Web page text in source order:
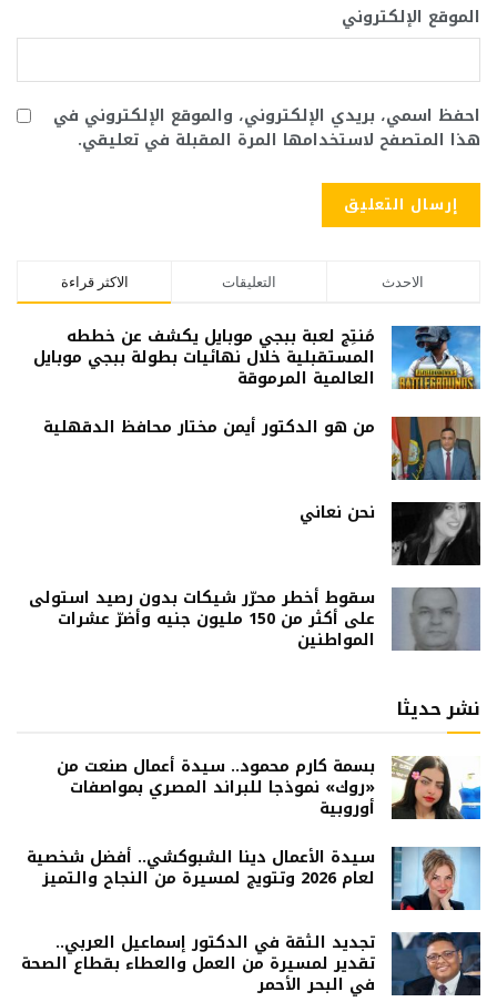
الموقع الإلكتروني
احفظ اسمي، بريدي الإلكتروني، والموقع الإلكتروني في
هذا المتصفح لاستخدامها المرة المقبلة في تعليقي.
الاكثر قراءة التعليقات الاحدث
مُنتِج لعبة ببجي موبايل يكشف عن خططه
المستقبلية خلال نهائيات بطولة ببجي موبايل
العالمية المرموقة
من هو الدكتور أيمن مختار محافظ الدقهلية
نحن نعاني
سقوط أخطر محرّر شيكات بدون رصيد استولى
على أكثر من 150 مليون جنيه وأضرّ عشرات
المواطنين
نشر حديثا
بسمة كارم محمود.. سيدة أعمال صنعت من
«روك» نموذجا للبراند المصري بمواصفات
أوروبية
سيدة الأعمال دينا الشبوكشي.. أفضل شخصية
لعام 2026 وتتويج لمسيرة من النجاح والتميز
تجديد الثقة في الدكتور إسماعيل العربي..
تقدير لمسيرة من العمل والعطاء بقطاع الصحة
في البحر الأحمر